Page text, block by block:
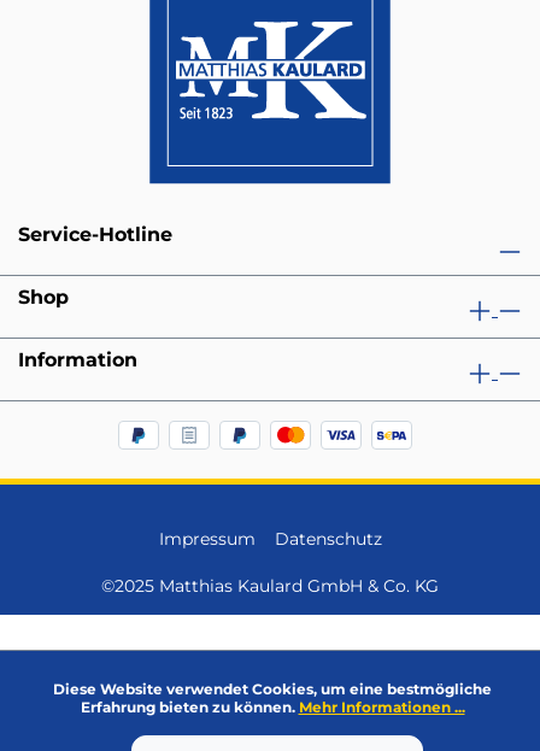
Service-Hotline
Shop
Information
Impressum Datenschutz
©2025 Matthias Kaulard GmbH & Co. KG
Diese Website verwendet Cookies, um eine bestmögliche
Erfahrung bieten zu können. Mehr Informationen ...